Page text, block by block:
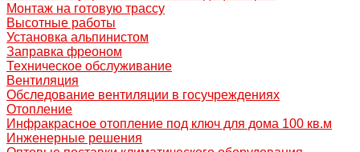
Монтаж на готовую трассу
Высотные работы
Установка альпинистом
Заправка фреоном
Техническое обслуживание
Вентиляция
Обследование вентиляции в госучреждениях
Отопление
Инфракрасное отопление под ключ для дома 100 кв.м
Инженерные решения